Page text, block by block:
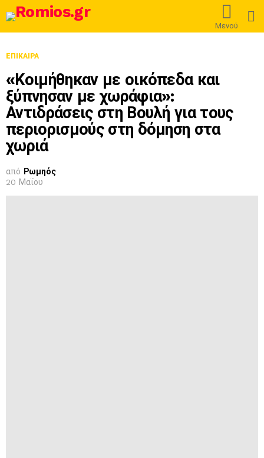
Μενού
ΕΠΊΚΑΙΡΑ
«Κοιμήθηκαν με οικόπεδα και
ξύπνησαν με χωράφια»:
Αντιδράσεις στη Βουλή για τους
περιορισμούς στη δόμηση στα
χωριά
από Ρωμηός
20 Μαΐου